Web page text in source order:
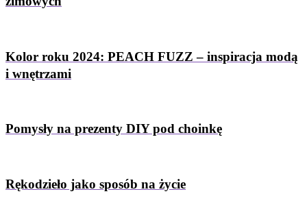
Kolor roku 2024: PEACH FUZZ – inspiracja modą
i wnętrzami
Pomysły na prezenty DIY pod choinkę
Rękodzieło jako sposób na życie